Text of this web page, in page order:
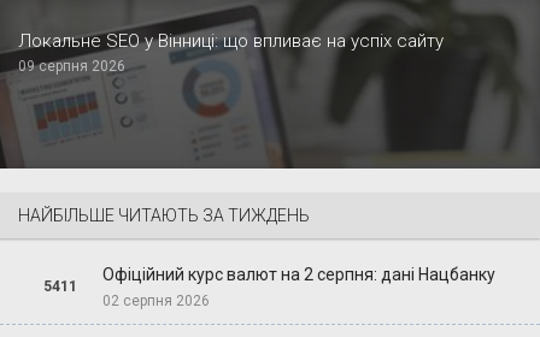
Локальне SEO у Вінниці: що впливає на успіх сайту
09 серпня 2026
НАЙБІЛЬШЕ ЧИТАЮТЬ ЗА ТИЖДЕНЬ
5411
Офіційний курс валют на 2 серпня: дані Нацбанку
02 серпня 2026